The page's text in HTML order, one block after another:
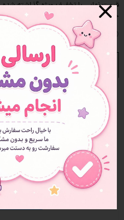
قیمت نهایی با تخفیف ویژه گذاشته
جعبه سبز رنگ موجود در عکس جزو اقلام
افزودن به علاقه مندی ها
نظرات
هنوز نظری
اولین نفری باشید